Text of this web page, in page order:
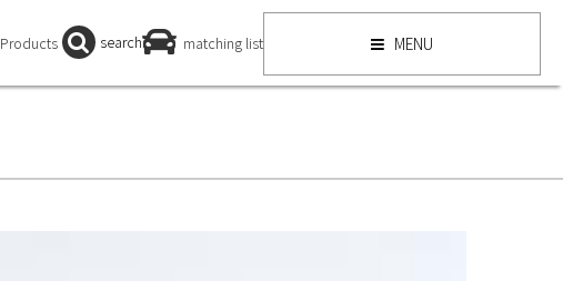
Products search matching list MENU